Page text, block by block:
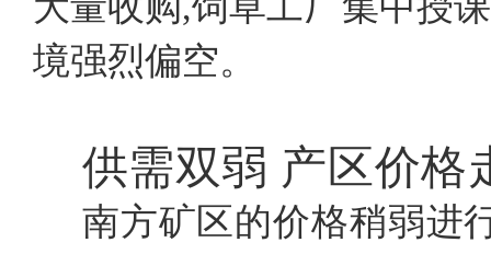
境强烈偏空。
供需双弱 产区价格
南方矿区的价格稍弱进